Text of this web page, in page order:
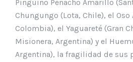
Pingüino Penacho Amarillo
Chungungo (Lota, Chile), el Oso
Colombia), el Yaguareté (Gran
Misionera, Argentina) y el
Argentina), la fragilidad de sus